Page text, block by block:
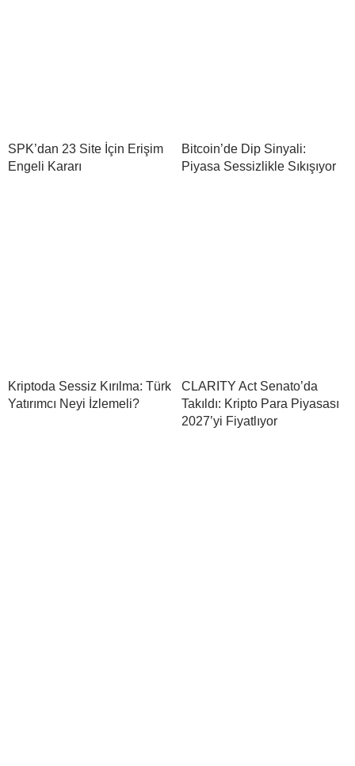
SPK’dan 23 Site İçin Erişim
Engeli Kararı
Bitcoin’de Dip Sinyali:
Piyasa Sessizlikle Sıkışıyor
Kriptoda Sessiz Kırılma: Türk
Yatırımcı Neyi İzlemeli?
CLARITY Act Senato’da
Takıldı: Kripto Para Piyasası
2027’yi Fiyatlıyor